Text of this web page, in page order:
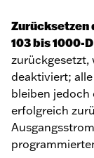
Zurücksetzen
103 bis 1000-
zurückgesetzt,
deaktiviert;
bleiben jedoch
erfolgreich